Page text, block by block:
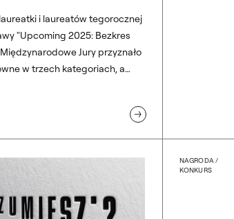
i laureatów tegorocznej
"Upcoming 2025: Bezkres
Jury przyznało
w trzech kategoriach, a
Wyróżnione prace
Instytutu
NAGRODA /
KONKURS